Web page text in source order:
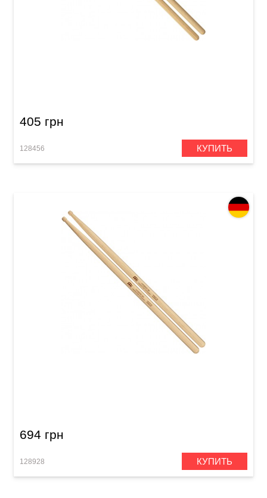
405 грн
128456 КУПИТЬ
694 грн
128928 КУПИТЬ